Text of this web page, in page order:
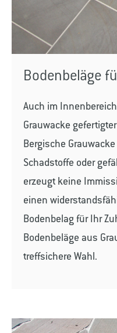
Bodenbeläge
Auch im
Grauwacke
Bergische
Schadstoffe oder
erzeugt keine
einen
Bodenbelag für Ihr
Bodenbeläge aus
treffsichere Wahl.